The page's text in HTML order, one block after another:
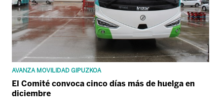
AVANZA MOVILIDAD GIPUZKOA
El Comité convoca cinco días más de huelga en
diciembre